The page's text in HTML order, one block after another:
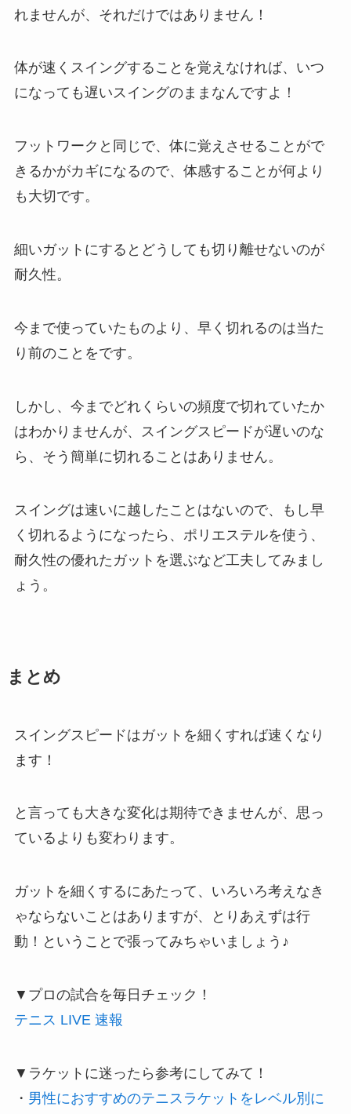
れませんが、それだけではありません！
体が速くスイングすることを覚えなければ、いつ
になっても遅いスイングのままなんですよ！
フットワークと同じで、体に覚えさせることがで
きるかがカギになるので、体感することが何より
も大切です。
細いガットにするとどうしても切り離せないのが
耐久性。
今まで使っていたものより、早く切れるのは当た
り前のことをです。
しかし、今までどれくらいの頻度で切れていたか
はわかりませんが、スイングスピードが遅いのな
ら、そう簡単に切れることはありません。
スイングは速いに越したことはないので、もし早
く切れるようになったら、ポリエステルを使う、
耐久性の優れたガットを選ぶなど工夫してみまし
ょう。
まとめ
スイングスピードはガットを細くすれば速くなり
ます！
と言っても大きな変化は期待できませんが、思っ
ているよりも変わります。
ガットを細くするにあたって、いろいろ考えなき
ゃならないことはありますが、とりあえずは行
動！ということで張ってみちゃいましょう♪
▼プロの試合を毎日チェック！
テニス LIVE 速報
▼ラケットに迷ったら参考にしてみて！
・ 男性におすすめのテニスラケットをレベル別に